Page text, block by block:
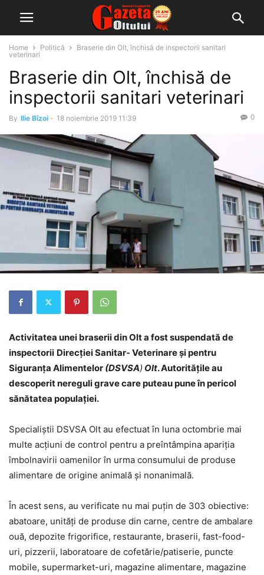
Home Politică
Braserie din Olt, închisă de inspectorii sanitari
veterinari
Braserie din Olt, închisă de
inspectorii sanitari veterinari
By Ilie Bîzoi - 18 noiembrie 2019 11:39 0
Activitatea unei braserii din Olt a fost suspendată de
inspectorii Direcției Sanitar- Veterinare și pentru
Siguranța Alimentelor (DSVSA) Olt. Autoritățile au
descoperit nereguli grave care puteau pune în pericol
sănătatea populaţiei.
Specialiştii DSVSA Olt au efectuat în luna octombrie mai
multe acțiuni de control pentru a preîntâmpina apariția
îmbolnavirii oamenilor în urma consumului de produse
alimentare de origine animală și nonanimală.
În acest sens, au verificate nu mai puțin de 303 obiective:
abatoare, unităţi de produse din carne, centre de ambalare
ouă, depozite frigorifice, restaurante, braserii, fast-food-
uri, pizzerii, laboratoare de cofetărie/patiserie, puncte
mobile, supermarket-uri, magazine alimentare, magazine